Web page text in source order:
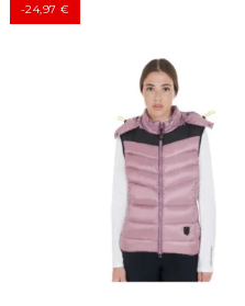
-24,97 €